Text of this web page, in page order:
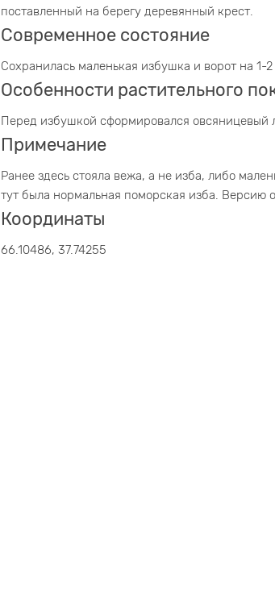
поставленный на берегу деревянный крест.
Современное состояние
Сохранилась маленькая избушка и ворот на 1-
Особенности растительного
Перед избушкой сформировался овсяницевый
Примечание
Ранее здесь стояла вежа, а не изба, либо
тут была нормальная поморская изба. Версию
Координаты
66.10486, 37.74255